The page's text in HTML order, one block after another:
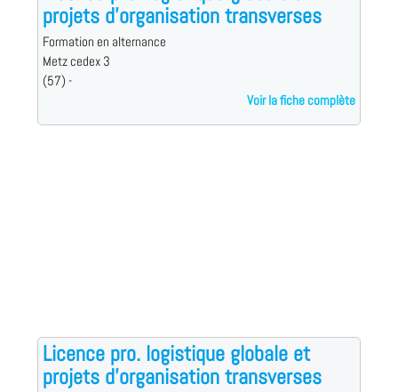
projets d'organisation transverses
Formation en alternance
Metz cedex 3
(57) -
Voir la fiche complète
Licence pro. logistique globale et
projets d'organisation transverses